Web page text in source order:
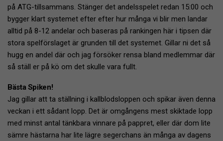
på ATG-tillsammans. Stänger det andelsspelet redan 15:00 och
bygger klart systemet efter efter hur många vi blir men landar
alltid på 8-12 andelar och baseras på rankingen här i tipsen där
stora spelförslaget är grunden till det systemet. Gillar ni det så
hugg en andel där och jag försöker rensa bland medlemmar där
så ställ er på kö om det skulle vara fullt.
Bästa Spiken!
Jag gillar att ta ställning i kallblodsloppen och spikar även denna
veckan i ett sådant lopp. Det är omgångens mest skiktade lopp
med minst antal tänkbara vinnare på pappret, eller där dom lite
sämre hästarna har lite lägre segerchans än många av dagens